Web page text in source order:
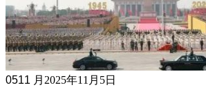
0511 月 2025年11月5日